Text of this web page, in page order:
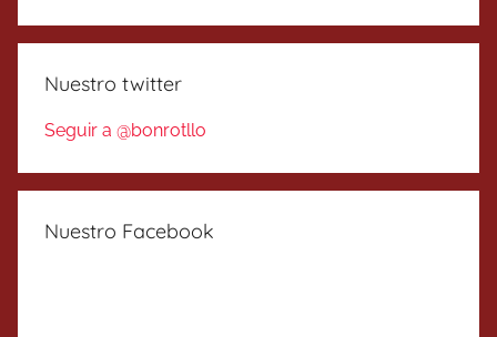
Nuestro twitter
Seguir a @bonrotllo
Nuestro Facebook